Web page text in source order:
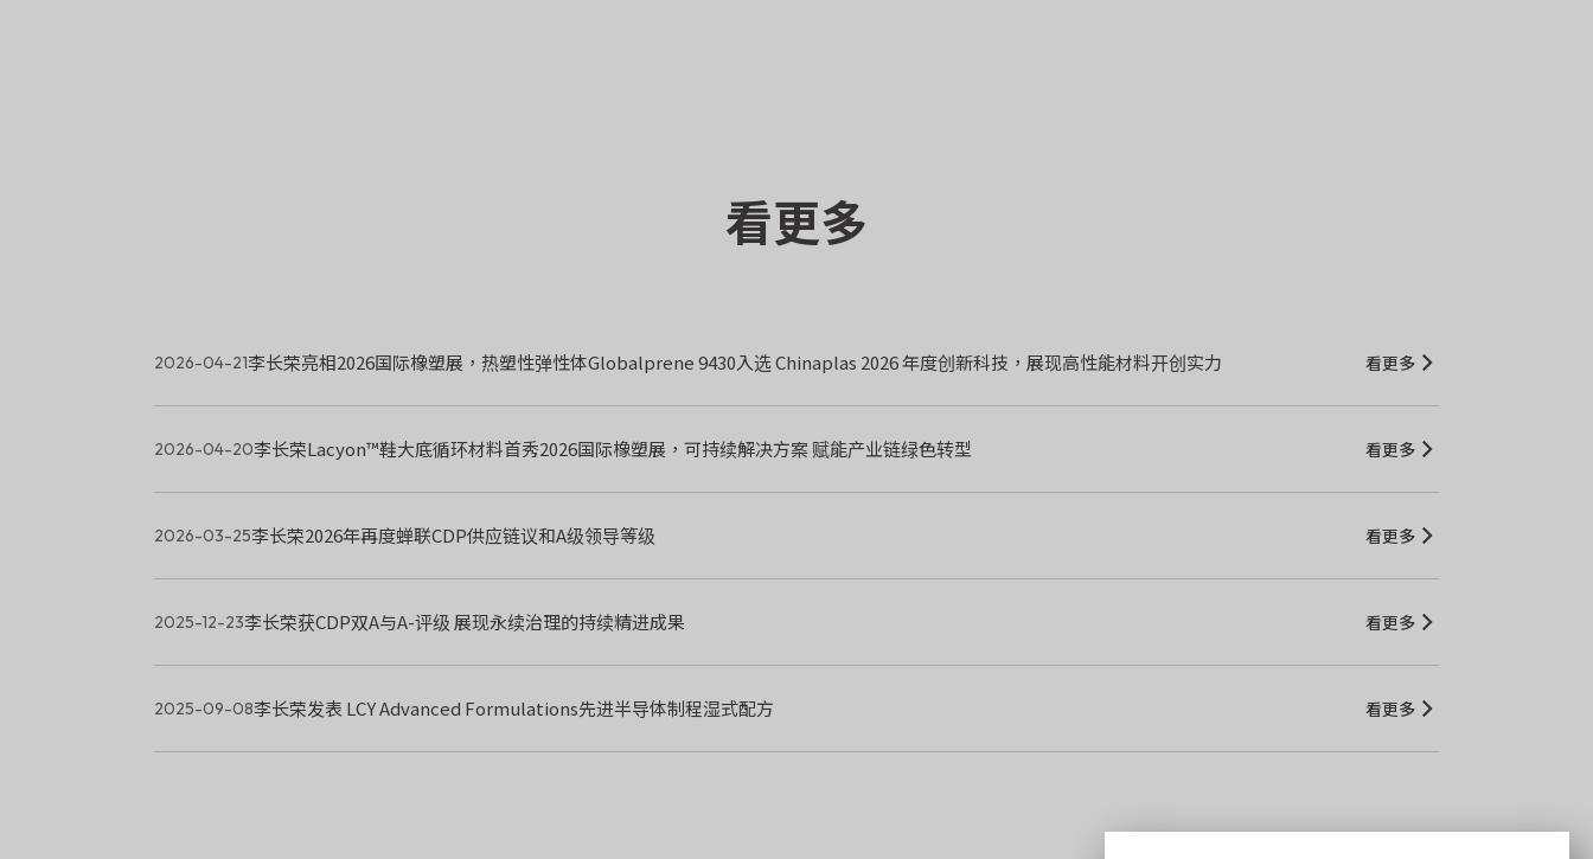
看更多
2026-04-21李长荣亮相2026国际橡塑展，热塑性弹性体Globalprene 9430入选 Chinaplas 2026 年度创新科技，展现高性能材料开创实力 看更多
2026-04-20李长荣Lacyon™鞋大底循环材料首秀2026国际橡塑展，可持续解决方案 赋能产业链绿色转型 看更多
2026-03-25李长荣2026年再度蝉联CDP供应链议和A级领导等级 看更多
2025-12-23李长荣获CDP双A与A-评级 展现永续治理的持续精进成果 看更多
2025-09-08李长荣发表 LCY Advanced Formulations先进半导体制程湿式配方 看更多